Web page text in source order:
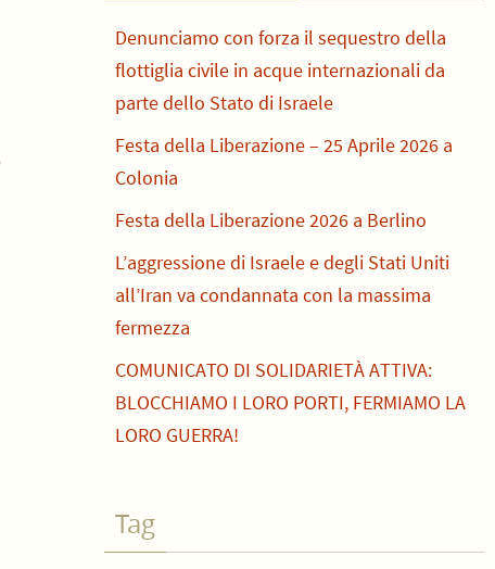
Denunciamo con forza il sequestro della
flottiglia civile in acque internazionali da
parte dello Stato di Israele
Festa della Liberazione – 25 Aprile 2026 a
Colonia
Festa della Liberazione 2026 a Berlino
L’aggressione di Israele e degli Stati Uniti
all’Iran va condannata con la massima
fermezza
COMUNICATO DI SOLIDARIETÀ ATTIVA:
BLOCCHIAMO I LORO PORTI, FERMIAMO LA
LORO GUERRA!
Tag